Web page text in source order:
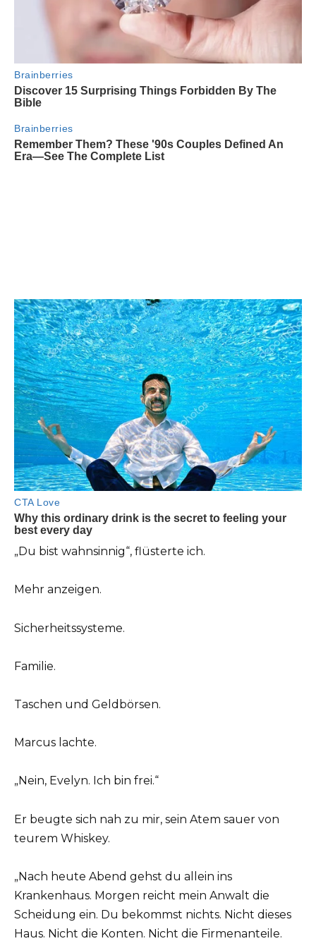
„Du bist wahnsinnig“, flüsterte ich.
Mehr anzeigen.
Sicherheitssysteme.
Familie.
Taschen und Geldbörsen.
Marcus lachte.
„Nein, Evelyn. Ich bin frei.“
Er beugte sich nah zu mir, sein Atem sauer von
teurem Whiskey.
„Nach heute Abend gehst du allein ins
Krankenhaus. Morgen reicht mein Anwalt die
Scheidung ein. Du bekommst nichts. Nicht dieses
Haus. Nicht die Konten. Nicht die Firmenanteile.